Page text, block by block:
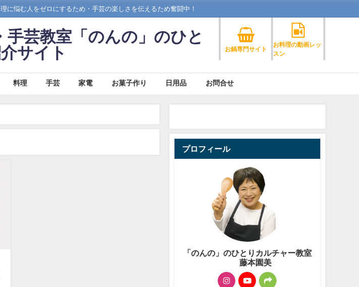
悩む人をゼロにするため・手芸の楽しさを伝えるため奮闘中！
手芸教室「のんの」のひと
サイト
お鍋専門サイト
お料理の動画レッ
スン
料理 手芸 家電 お菓子作り 日用品 お問合せ
プロフィール
「のんの」のひとりカルチャー教室
藤本園美